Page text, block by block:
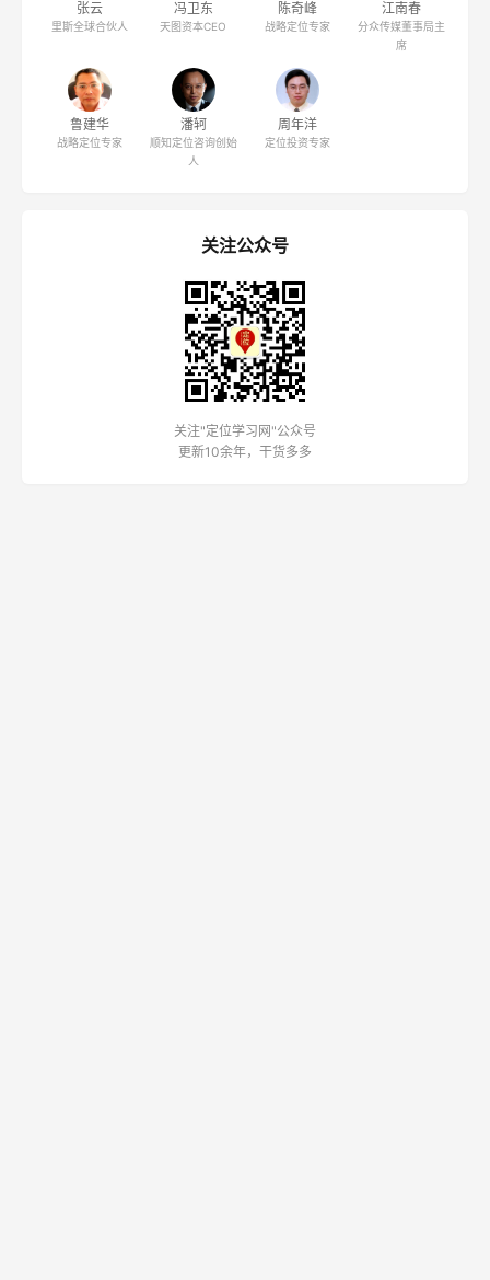
张云
里斯全球合伙人
冯卫东
天图资本CEO
陈奇峰
战略定位专家
江南春
分众传媒董事局主
席
鲁建华
战略定位专家
潘轲
顺知定位咨询创始
人
周年洋
定位投资专家
关注公众号
关注"定位学习网"公众号
更新10余年，干货多多